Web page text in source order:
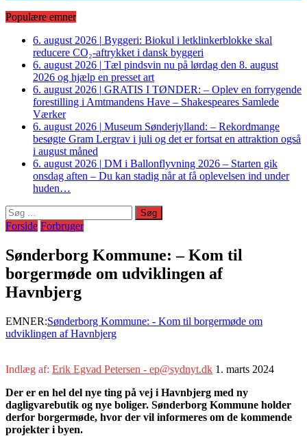
Populære emner
6. august 2026 | Byggeri: Biokul i letklinkerblokke skal
reducere CO₂-aftrykket i dansk byggeri
6. august 2026 | Tæl pindsvin nu på lørdag den 8. august
2026 og hjælp en presset art
6. august 2026 | GRATIS I TØNDER: – Oplev en forrygende
forestilling i Amtmandens Have – Shakespeares Samlede
Værker
6. august 2026 | Museum Sønderjylland: – Rekordmange
besøgte Gram Lergrav i juli og det er fortsat en attraktion også
i august måned
6. august 2026 | DM i Ballonflyvning 2026 – Starten gik
onsdag aften – Du kan stadig når at få oplevelsen ind under
huden…
Søg
efter:
Forside Forbruger
Sønderborg Kommune: – Kom til
borgermøde om udviklingen af
Havnbjerg
EMNER:Sønderborg Kommune: - Kom til borgermøde om
udviklingen af Havnbjerg
Indlæg af: Erik Egvad Petersen - ep@sydnyt.dk 1. marts 2024
Der er en hel del nye ting på vej i Havnbjerg med ny
dagligvarebutik og nye boliger. Sønderborg Kommune holder
derfor borgermøde, hvor der vil informeres om de kommende
projekter i byen.